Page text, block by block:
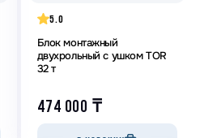
5.0
Блок монтажный
двухрольный с ушком TOR
32 т
474 000 ₸